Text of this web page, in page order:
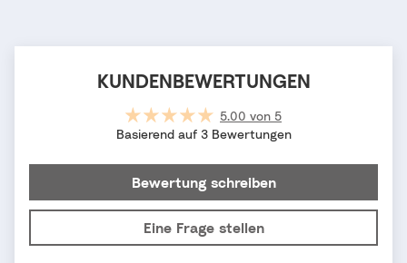
KUNDENBEWERTUNGEN
5.00 von 5
Basierend auf 3 Bewertungen
Bewertung schreiben
Eine Frage stellen